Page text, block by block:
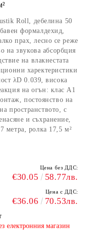
Roll, дебелина 50
формалдехид,
прах, лесно се реже
на звукова абсорбция
на влакнестата
харектеристики
λD 0.039, висока
на огън: клас А1
постоянство на
пространството, с
и съхранение,
метра, ролка 17,5 м²
Цена без ДДС:
€30.05 58.77лв.
Цена с ДДС:
€36.06 70.53лв.
електронния магазин